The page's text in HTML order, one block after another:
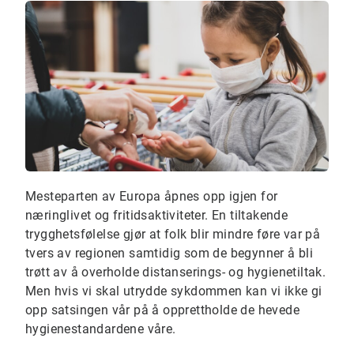
Mesteparten av Europa åpnes opp igjen for
næringlivet og fritidsaktiviteter. En tiltakende
trygghetsfølelse gjør at folk blir mindre føre var på
tvers av regionen samtidig som de begynner å bli
trøtt av å overholde distanserings- og hygienetiltak.
Men hvis vi skal utrydde sykdommen kan vi ikke gi
opp satsingen vår på å opprettholde de hevede
hygienestandardene våre.